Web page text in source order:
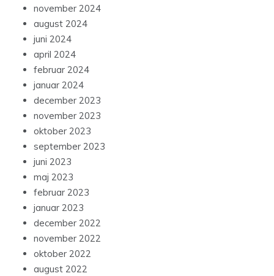
november 2024
august 2024
juni 2024
april 2024
februar 2024
januar 2024
december 2023
november 2023
oktober 2023
september 2023
juni 2023
maj 2023
februar 2023
januar 2023
december 2022
november 2022
oktober 2022
august 2022